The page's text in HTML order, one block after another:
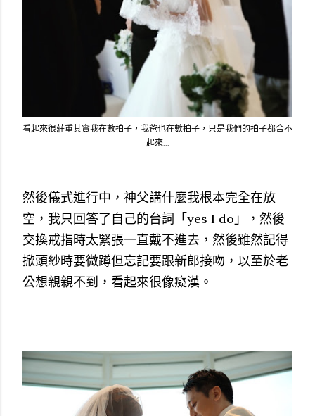
看起來很莊重其實我在數拍子，我爸也在數拍子，只是我們的拍子都合不
起來...
然後儀式進行中，神父講什麼我根本完全在放
空，我只回答了自己的台詞「yes I do」，然後
交換戒指時太緊張一直戴不進去，然後雖然記得
掀頭紗時要微蹲但忘記要跟新郎接吻，以至於老
公想親親不到，看起來很像癡漢。